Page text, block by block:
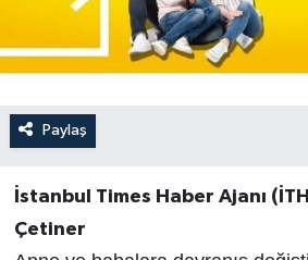
Paylaş
İstanbul Times Haber Ajanı
Çetiner